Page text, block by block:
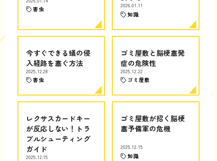
害虫
2026.01.11
知識
今すぐできる蟻の侵
入経路を塞ぐ方法
2025.12.28
害虫
ゴミ屋敷と脳梗塞発
症の危険性
2025.12.22
ゴミ屋敷
レクサスカードキー
が反応しない！トラ
ブルシューティング
ガイド
2025.12.15
ゴミ屋敷が招く脳梗
塞予備軍の危機
2025.12.15
知識